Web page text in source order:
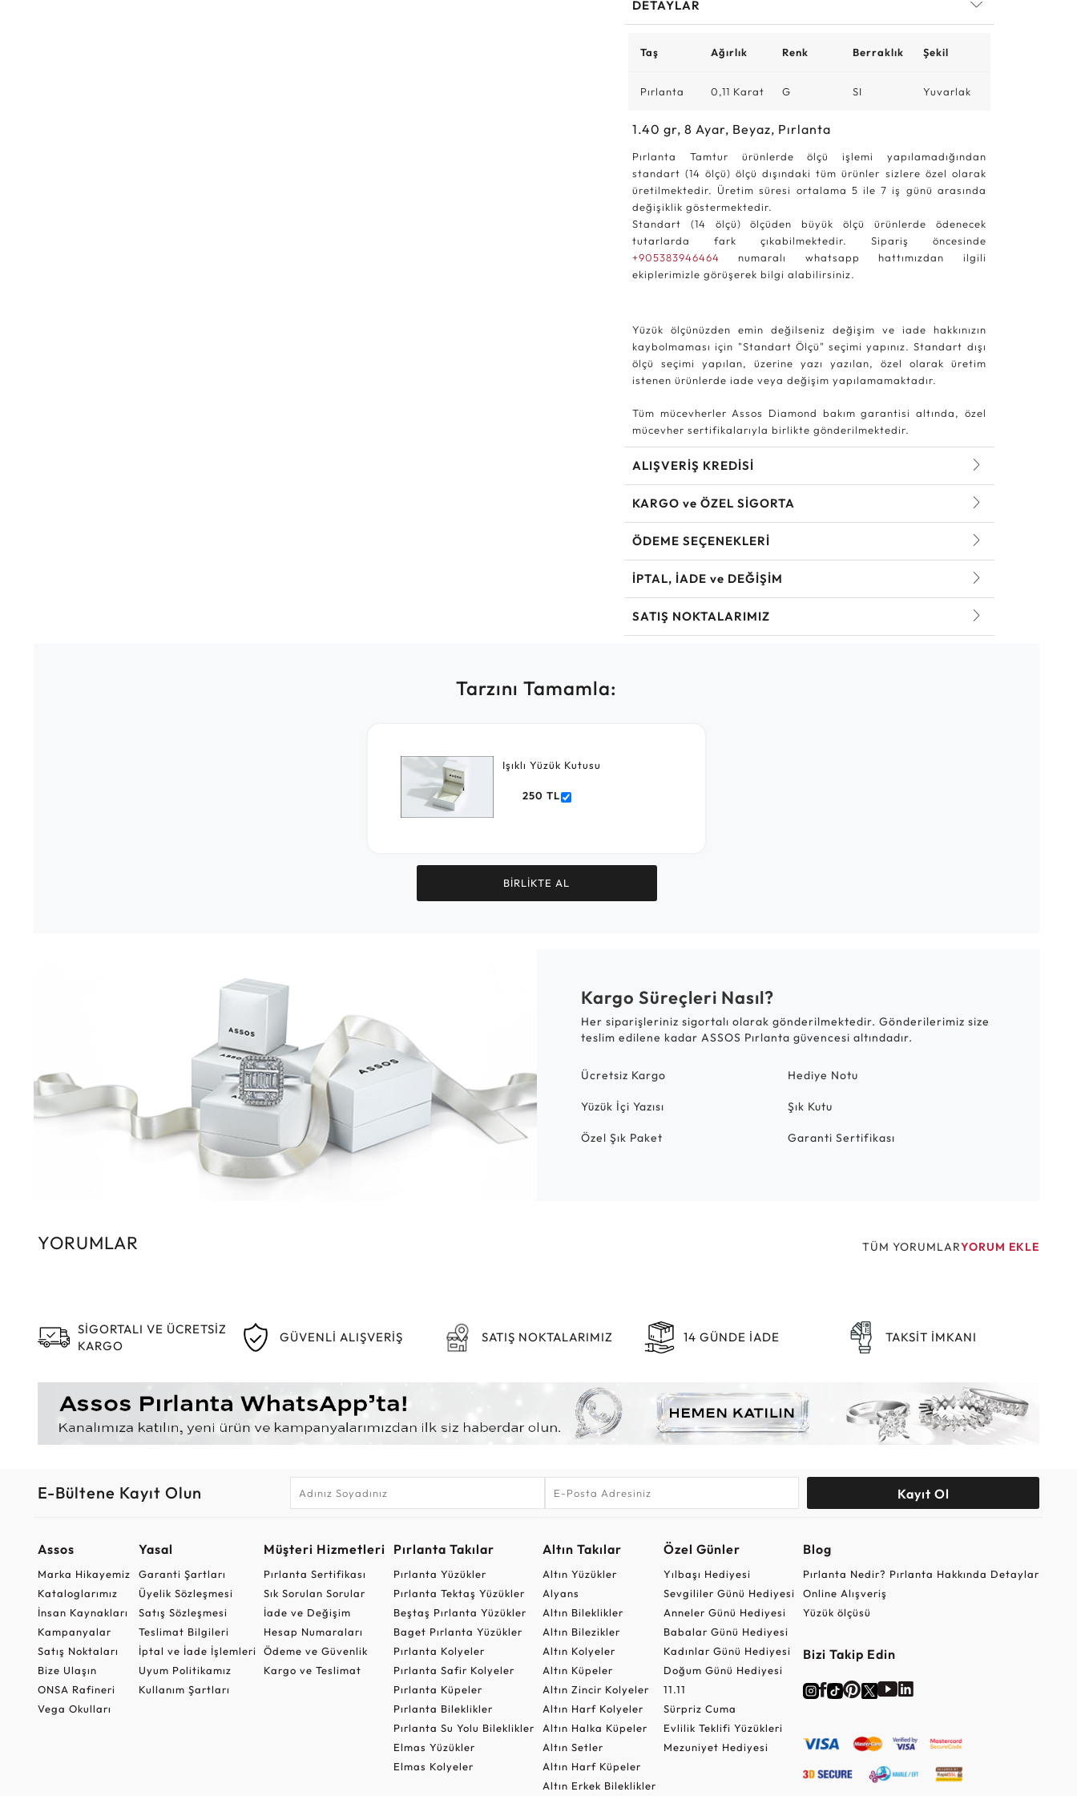
DETAYLAR
Taş Ağırlık Renk Berraklık Şekil
Pırlanta 0,11 Karat G SI Yuvarlak
1.40gr,8Ayar, Beyaz, Pırlanta
Pırlanta Tamtur ürünlerde ölçü işlemi yapılamadığından
standart (14 ölçü) ölçü dışındaki tüm ürünler sizlere özel olarak
üretilmektedir. Üretim süresi ortalama 5 ile 7 iş günü arasında
değişiklik göstermektedir.
Standart (14 ölçü) ölçüden büyük ölçü ürünlerde ödenecek
tutarlarda fark çıkabilmektedir. Sipariş öncesinde
+905383946464 numaralı whatsapp hattımızdan ilgili
ekiplerimizle görüşerek bilgi alabilirsiniz.
Yüzük ölçünüzden emin değilseniz değişim ve iade hakkınızın
kaybolmaması için "Standart Ölçü" seçimi yapınız. Standart dışı
ölçü seçimi yapılan, üzerine yazı yazılan, özel olarak üretim
istenen ürünlerde iade veya değişim yapılamamaktadır.
Tüm mücevherler Assos Diamond bakım garantisi altında, özel
mücevher sertifikalarıyla birlikte gönderilmektedir.
ALIŞVERİŞ KREDİSİ
KARGO ve ÖZEL SİGORTA
ÖDEME SEÇENEKLERİ
İPTAL, İADE ve DEĞİŞİM
SATIŞ NOKTALARIMIZ
Tarzını Tamamla:
Işıklı Yüzük Kutusu
250 TL
BİRLİKTE AL
Kargo Süreçleri Nasıl?
Her siparişleriniz sigortalı olarak gönderilmektedir. Gönderilerimiz size
teslim edilene kadar ASSOS Pırlanta güvencesi altındadır.
Ücretsiz Kargo Hediye Notu
Yüzük İçi Yazısı Şık Kutu
Özel Şık Paket Garanti Sertifikası
YORUMLAR TÜM YORUMLARYORUM EKLE
SİGORTALI VE ÜCRETSİZ
KARGO
GÜVENLİ ALIŞVERİŞ SATIŞ NOKTALARIMIZ 14 GÜNDE İADE TAKSİT İMKANI
E-Bültene Kayıt Olun Kayıt Ol
Assos
Marka Hikayemiz
Kataloglarımız
İnsan Kaynakları
Kampanyalar
Satış Noktaları
Bize Ulaşın
ONSA Rafineri
Vega Okulları
Yasal
Garanti Şartları
Üyelik Sözleşmesi
Satış Sözleşmesi
Teslimat Bilgileri
İptal ve İade İşlemleri
Uyum Politikamız
Kullanım Şartları
Müşteri Hizmetleri
Pırlanta Sertifikası
Sık Sorulan Sorular
İade ve Değişim
Hesap Numaraları
Ödeme ve Güvenlik
Kargo ve Teslimat
Pırlanta Takılar
Pırlanta Yüzükler
Pırlanta Tektaş Yüzükler
Beştaş Pırlanta Yüzükler
Baget Pırlanta Yüzükler
Pırlanta Kolyeler
Pırlanta Safir Kolyeler
Pırlanta Küpeler
Pırlanta Bileklikler
Pırlanta Su Yolu Bileklikler
Elmas Yüzükler
Elmas Kolyeler
Altın Takılar
Altın Yüzükler
Alyans
Altın Bileklikler
Altın Bilezikler
Altın Kolyeler
Altın Küpeler
Altın Zincir Kolyeler
Altın Harf Kolyeler
Altın Halka Küpeler
Altın Setler
Altın Harf Küpeler
Altın Erkek Bileklikler
Özel Günler
Yılbaşı Hediyesi
Sevgililer Günü Hediyesi
Anneler Günü Hediyesi
Babalar Günü Hediyesi
Kadınlar Günü Hediyesi
Doğum Günü Hediyesi
11.11
Sürpriz Cuma
Evlilik Teklifi Yüzükleri
Mezuniyet Hediyesi
Blog
Pırlanta Nedir? Pırlanta Hakkında Detaylar
Online Alışveriş
Yüzük ölçüsü
Bizi Takip Edin